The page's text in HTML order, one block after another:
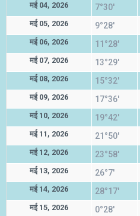
मई 04, 2026 7°30'
मई 05, 2026 9°28'
मई 06, 2026 11°28'
मई 07, 2026 13°29'
मई 08, 2026 15°32'
मई 09, 2026 17°36'
मई 10, 2026 19°42'
मई 11, 2026 21°50'
मई 12, 2026 23°58'
मई 13, 2026 26°7'
मई 14, 2026 28°17'
मई 15, 2026 0°28'